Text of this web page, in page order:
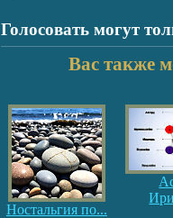
Голосовать могут
Вас также
Ностальгия по...